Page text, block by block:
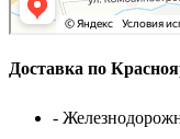
Доставка по
-